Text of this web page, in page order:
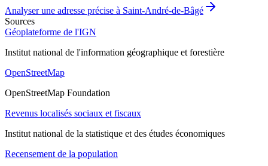
Analyser une adresse précise à Saint-André-de-Bâgé
Sources
Géoplateforme de l'IGN
Institut national de l'information géographique et forestière
OpenStreetMap
OpenStreetMap Foundation
Revenus localisés sociaux et fiscaux
Institut national de la statistique et des études économiques
Recensement de la population